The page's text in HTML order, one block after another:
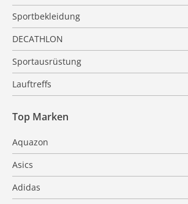
Sportbekleidung
DECATHLON
Sportausrüstung
Lauftreffs
Top Marken
Aquazon
Asics
Adidas